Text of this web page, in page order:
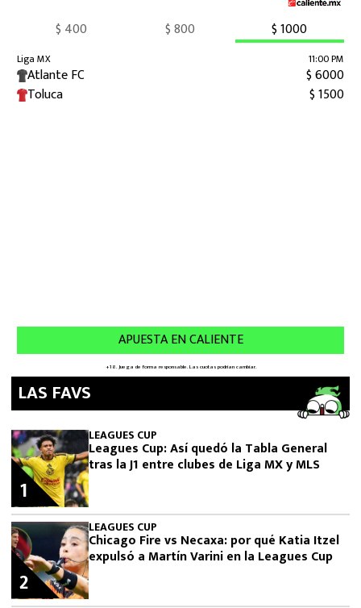
LAS FAVS
LEAGUES CUP
Leagues Cup: Así quedó la Tabla General
tras la J1 entre clubes de Liga MX y MLS
1
LEAGUES CUP
Chicago Fire vs Necaxa: por qué Katia Itzel
expulsó a Martín Varini en la Leagues Cup
2